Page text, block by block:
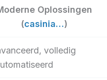
Oplossingen
(casinia…)
volledig